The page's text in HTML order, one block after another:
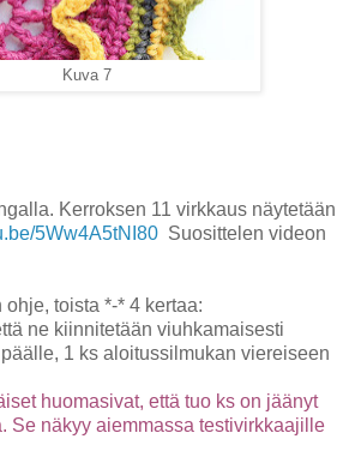
Kuva 7
Kerroksen 11 virkkaus näytetään
5Ww4A5tNI80 Suosittelen videon
toista *-* 4 kertaa:
ne kiinnitetään viuhkamaisesti
1 ks aloitussilmukan viereiseen
huomasivat, että tuo ks on jäänyt
Se näkyy aiemmassa testivirkkaajille